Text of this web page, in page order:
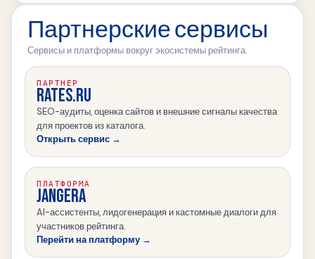
Партнерские сервисы
Сервисы и платформы вокруг экосистемы рейтинга.
ПАРТНЕР
RATES.RU
SEO-аудиты, оценка сайтов и внешние сигналы качества
для проектов из каталога.
Открыть сервис →
ПЛАТФОРМА
JANGERA
AI-ассистенты, лидогенерация и кастомные диалоги для
участников рейтинга.
Перейти на платформу →